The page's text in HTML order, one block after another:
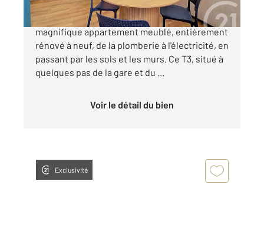
Nous avons le plaisir de vous présenter ce
magnifique appartement meublé, entièrement
rénové à neuf, de la plomberie à l'électricité, en
passant par les sols et les murs. Ce T3, situé à
quelques pas de la gare et du ...
Voir le détail du bien
Exclusivité